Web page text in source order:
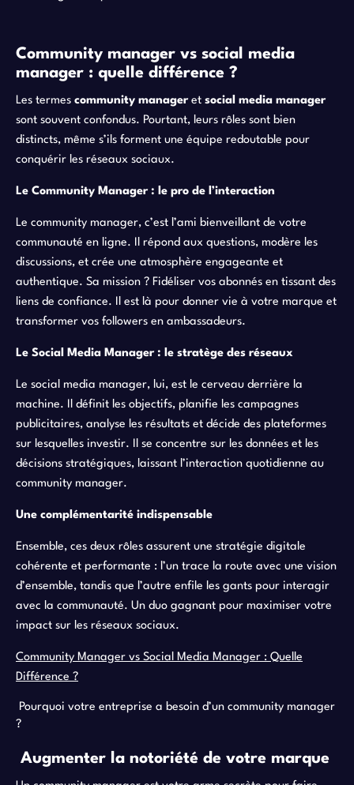
Community manager vs social media
manager : quelle différence ?
Les termes community manageret social media manager
sont souvent confondus. Pourtant, leurs rôles sont bien
distincts, même s’ils forment une équipe redoutable pour
conquérir les réseaux sociaux.
Le Community Manager : le pro de l’interaction
Le community manager, c’est l’ami bienveillant de votre
communauté en ligne. Il répond aux questions, modère les
discussions, et crée une atmosphère engageante et
authentique. Sa mission ? Fidéliser vos abonnés en tissant des
liens de confiance. Il est là pour donner vie à votre marque et
transformer vos followers en ambassadeurs.
Le Social Media Manager : le stratège des réseaux
Le social media manager, lui, est le cerveau derrière la
machine. Il définit les objectifs, planifie les campagnes
publicitaires, analyse les résultats et décide des plateformes
sur lesquelles investir. Il se concentre sur les données et les
décisions stratégiques, laissant l’interaction quotidienne au
community manager.
Une complémentarité indispensable
Ensemble, ces deux rôles assurent une stratégie digitale
cohérente et performante : l’un trace la route avec une vision
d’ensemble, tandis que l’autre enfile les gants pour interagir
avec la communauté. Un duo gagnant pour maximiser votre
impact sur les réseaux sociaux.
Community Manager vs Social Media Manager : Quelle
Différence ?
Pourquoi votre entreprise a besoin d’un community manager
?
Augmenter la notoriété de votre marque